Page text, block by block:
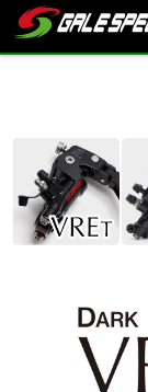
HONDA
KAWASAKI